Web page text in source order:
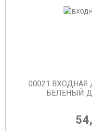
00021 ВХОДНАЯ
БЕЛЕНЫЙ